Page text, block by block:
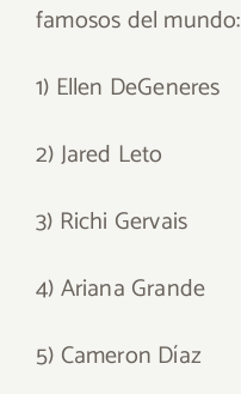
famosos del mundo:
1) Ellen DeGeneres
2) Jared Leto
3) Richi Gervais
4) Ariana Grande
5) Cameron Díaz